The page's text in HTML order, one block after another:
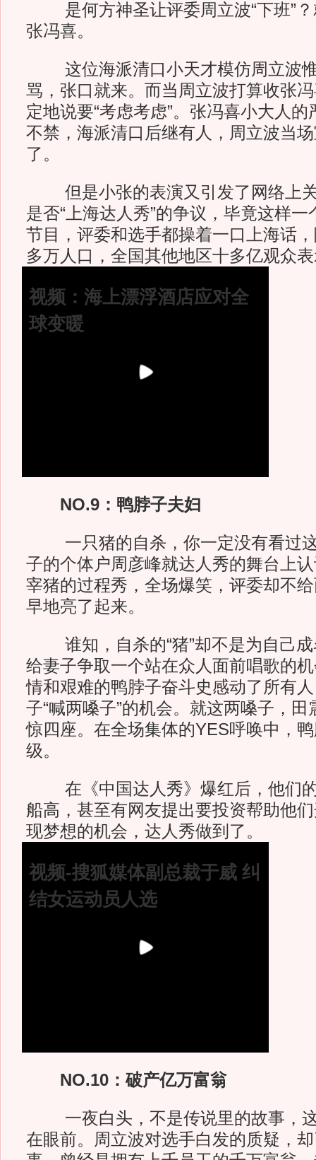
是何方神圣让评委周立波“下班”？
张冯喜。
这位海派清口小天才模仿周立波惟
骂，张口就来。而当周立波打算收张
定地说要“考虑考虑”。张冯喜小大人
不禁，海派清口后继有人，周立波当
了。
但是小张的表演又引发了网络上关
是否“上海达人秀”的争议，毕竟这样
节目，评委和选手都操着一口上海话
多万人口，全国其他地区十多亿观众
视频：海上漂浮酒店应对全
球变暖
NO.9：鸭脖子夫妇
一只猪的自杀，你一定没有看过这
子的个体户周彦峰就达人秀的舞台上
宰猪的过程秀，全场爆笑，评委却不
早地亮了起来。
谁知，自杀的“猪”却不是为自己成
给妻子争取一个站在众人面前唱歌的
情和艰难的鸭脖子奋斗史感动了所有
子“喊两嗓子”的机会。就这两嗓子，
惊四座。在全场集体的YES呼唤中，
级。
在《中国达人秀》爆红后，他们的
船高，甚至有网友提出要投资帮助他
现梦想的机会，达人秀做到了。
视频-搜狐媒体副总裁于威 纠
结女运动员人选
NO.10：破产亿万富翁
一夜白头，不是传说里的故事，这
在眼前。周立波对选手白发的质疑，